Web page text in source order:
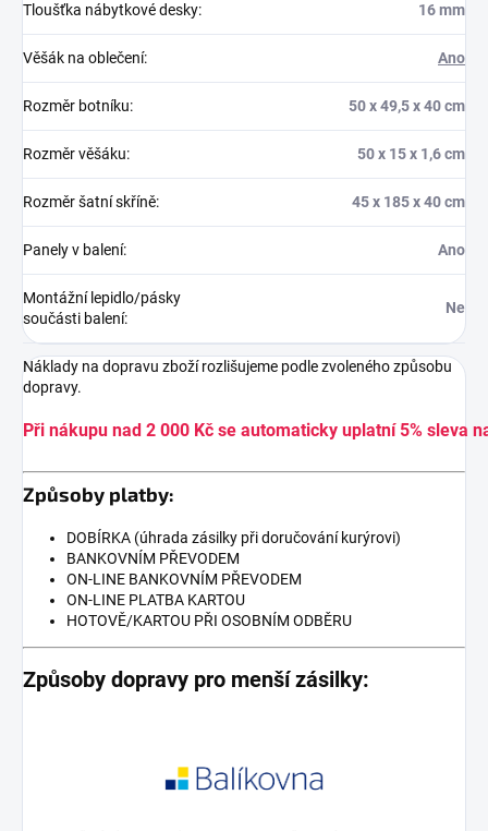
Tloušťka nábytkové desky: 16 mm
Věšák na oblečení: Ano
Rozměr botníku: 50 x 49,5 x 40 cm
Rozměr věšáku: 50 x 15 x 1,6 cm
Rozměr šatní skříně: 45 x 185 x 40 cm
Panely v balení: Ano
Montážní lepidlo/pásky
součásti balení:
Ne
Náklady na dopravu zboží rozlišujeme podle zvoleného způsobu
dopravy.
Při nákupu nad 2 000 Kč se automaticky uplatní 5% sleva
Způsoby platby:
DOBÍRKA (úhrada zásilky při doručování kurýrovi)
BANKOVNÍM PŘEVODEM
ON-LINE BANKOVNÍM PŘEVODEM
ON-LINE PLATBA KARTOU
HOTOVĚ/KARTOU PŘI OSOBNÍM ODBĚRU
Způsoby dopravy pro menší zásilky: